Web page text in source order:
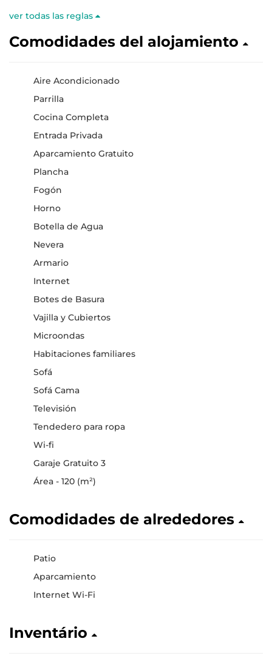
ver todas las reglas
Comodidades del alojamiento
Aire Acondicionado
Parrilla
Cocina Completa
Entrada Privada
Aparcamiento Gratuito
Plancha
Fogón
Horno
Botella de Agua
Nevera
Armario
Internet
Botes de Basura
Vajilla y Cubiertos
Microondas
Habitaciones familiares
Sofá
Sofá Cama
Televisión
Tendedero para ropa
Wi-fi
Garaje Gratuito 3
Área - 120 (m²)
Comodidades de alrededores
Patio
Aparcamiento
Internet Wi-Fi
Inventário